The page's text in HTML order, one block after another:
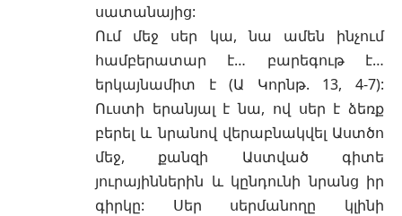
սատանայից:
Ում մեջ սեր կա, նա ամեն ինչում
համբերատար է… բարեգութ է…
երկայնամիտ է (Ա Կորնթ. 13, 4-7):
Ուստի երանյալ է նա, ով սեր է ձեռք
բերել և նրանով վերաբնակվել Աստծո
մեջ, քանզի Աստված գիտե
յուրայիններին և կընդունի նրանց իր
գիրկը: Սեր սերմանողը կլինի